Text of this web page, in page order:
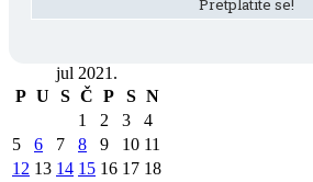
jul 2021.
P U S Č P S N
1
2 3
4
5
6 7 8 9 10 11
12 13 14 15 16 17 18